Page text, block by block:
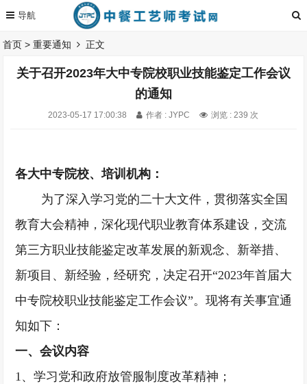
首页 >重要通知 正文
关于召开2023年大中专院校职业技能鉴定工作会议
的通知
2023-05-17 17:00:38 作者 : JYPC 浏览 : 239 次
各大中专院校、培训机构：
为了深入学习党的二十大文件，贯彻落实全国
教育大会精神，深化现代职业教育体系建设，交流
第三方职业技能鉴定改革发展的新观念、新举措、
新项目、新经验，经研究，决定召开“2023年首届大
中专院校职业技能鉴定工作会议”。现将有关事宜通
知如下：
一、会议内容
1、学习党和政府放管服制度改革精神；